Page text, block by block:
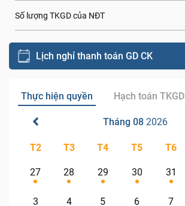
Số lượng TKGD của NĐT
Lịch nghỉ thanh toán GD CK
Thực hiện quyền Hạch toán TKGD
Tháng 08 2026
T2 T3 T4 T5 T6
27 28 29 30 31
3 4 5 6 7